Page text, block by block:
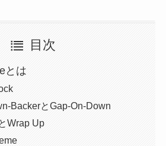
目次
とは
BackerとGap-On-Down
Wrap Up